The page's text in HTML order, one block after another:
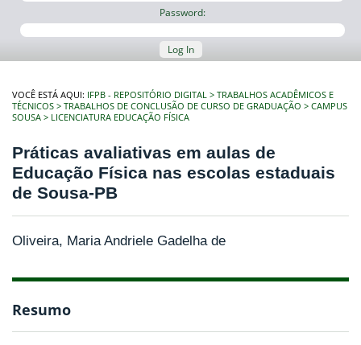
Password:
Log In
VOCÊ ESTÁ AQUI: IFPB - REPOSITÓRIO DIGITAL
TRABALHOS ACADÊMICOS E
TÉCNICOS
TRABALHOS DE CONCLUSÃO DE CURSO DE GRADUAÇÃO
CAMPUS
SOUSA
LICENCIATURA EDUCAÇÃO FÍSICA
Práticas avaliativas em aulas de
Educação Física nas escolas estaduais
de Sousa-PB
Oliveira, Maria Andriele Gadelha de
Resumo